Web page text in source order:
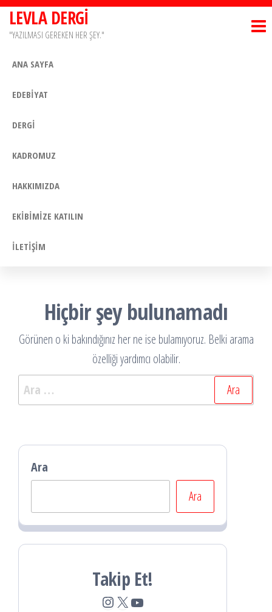
İçeriğe
atlaLEVLA DERGİ
"YAZILMASI GEREKEN HER ŞEY."
ANA SAYFA
EDEBİYAT
DERGİ
KADROMUZ
HAKKIMIZDA
EKİBİMİZE KATILIN
İLETİŞİM
Hiçbir şey bulunamadı
Görünen o ki bakındığınız her ne ise bulamıyoruz. Belki arama
özelliği yardımcı olabilir.
Ara
Ara
Takip Et!
Instagram
X YouTube